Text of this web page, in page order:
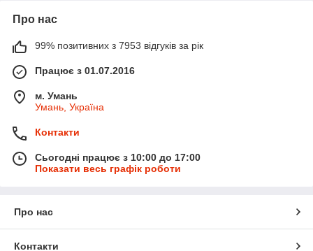
Про нас
99% позитивних з 7953 відгуків за рік
Працює з 01.07.2016
м. Умань
Умань, Україна
Контакти
Сьогодні працює з 10:00 до 17:00
Показати весь графік роботи
Про нас
Контакти